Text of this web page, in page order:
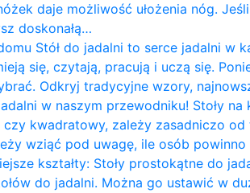
daje możliwość ułożenia nóg.
doskonałą…
Stół do jadalni to serce jadalni w
się, czytają, pracują i uczą się.
Odkryj tradycyjne wzory,
w naszym przewodniku! Stoły
czy kwadratowy, zależy zasadniczo
wziąć pod uwagę, ile osób
kształty: Stoły prostokątne do
do jadalni. Można go ustawić w